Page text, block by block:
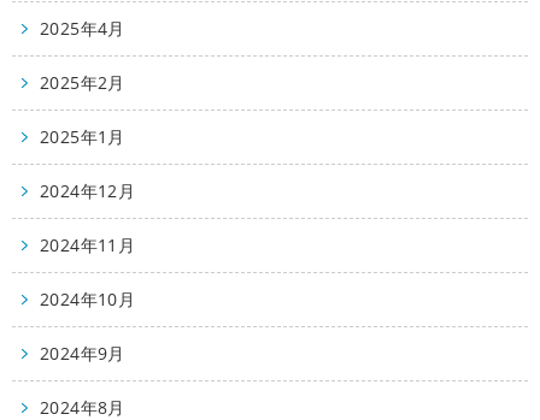
2025年4月
2025年2月
2025年1月
2024年12月
2024年11月
2024年10月
2024年9月
2024年8月